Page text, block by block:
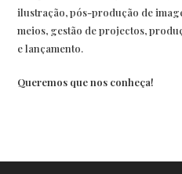
ilustração, pós-produção de
meios, gestão de projectos,
e lançamento.
Queremos que nos conheça!